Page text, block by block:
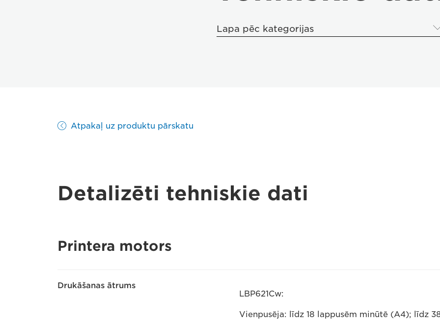
Lapa pēc kategorijas
Atpakaļ uz produktu pārskatu
Detalizēti tehniskie dati
Printera motors
Drukāšanas ātrums
LBP621Cw:
Vienpusēja: līdz 18 lappusēm minūtē (A4); līdz